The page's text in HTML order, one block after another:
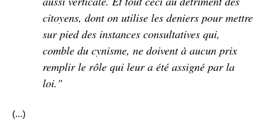
citoyens, dont on utilise les deniers pour mettre
sur pied des instances consultatives qui,
comble du cynisme, ne doivent à aucun prix
remplir le rôle qui leur a été assigné par la
loi."
(...)